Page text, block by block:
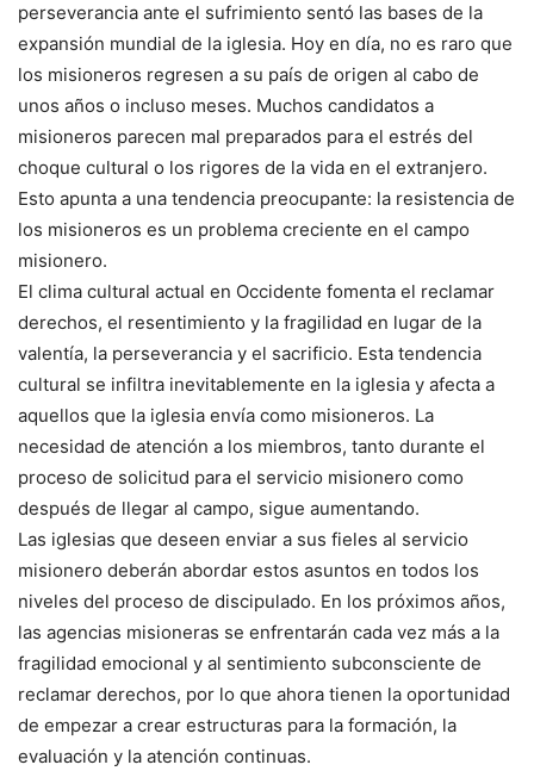
perseverancia ante el sufrimiento sentó las bases de la
expansión mundial de la iglesia. Hoy en día, no es raro que
los misioneros regresen a su país de origen al cabo de
unos años o incluso meses. Muchos candidatos a
misioneros parecen mal preparados para el estrés del
choque cultural o los rigores de la vida en el extranjero.
Esto apunta a una tendencia preocupante: la resistencia de
los misioneros es un problema creciente en el campo
misionero.
El clima cultural actual en Occidente fomenta el reclamar
derechos, el resentimiento y la fragilidad en lugar de la
valentía, la perseverancia y el sacrificio. Esta tendencia
cultural se infiltra inevitablemente en la iglesia y afecta a
aquellos que la iglesia envía como misioneros. La
necesidad de atención a los miembros, tanto durante el
proceso de solicitud para el servicio misionero como
después de llegar al campo, sigue aumentando.
Las iglesias que deseen enviar a sus fieles al servicio
misionero deberán abordar estos asuntos en todos los
niveles del proceso de discipulado. En los próximos años,
las agencias misioneras se enfrentarán cada vez más a la
fragilidad emocional y al sentimiento subconsciente de
reclamar derechos, por lo que ahora tienen la oportunidad
de empezar a crear estructuras para la formación, la
evaluación y la atención continuas.